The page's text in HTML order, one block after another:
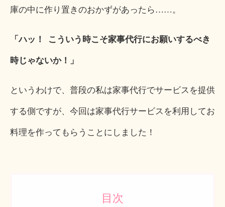
庫の中に作り置きのおかずがあったら……。
「ハッ！ こういう時こそ家事代行にお願いするべき
時じゃないか！」
というわけで、普段の私は家事代行でサービスを提供
する側ですが、今回は家事代行サービスを利用してお
料理を作ってもらうことにしました！
目次